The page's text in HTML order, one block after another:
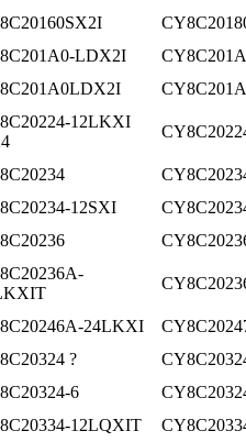
LDX2I
12LKXI
12SXI
24LKXI
?
6
12LQXIT